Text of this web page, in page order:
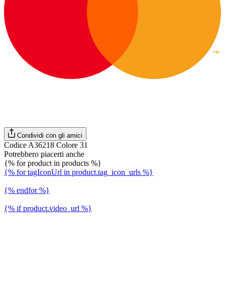
Condividi con gli amici
Codice A36218 Colore 31
Potrebbero piacerti anche
{% for product in products %}
{% for tagIconUrl in product.tag_icon_urls %}
{% endfor %}
{% if product.video_url %}